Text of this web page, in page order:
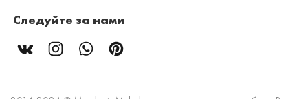
Следуйте за нами